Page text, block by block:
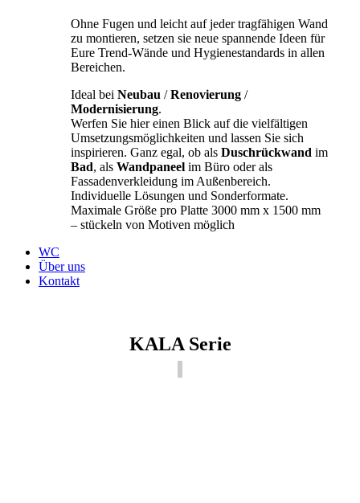
Ohne Fugen und leicht auf jeder tragfähigen Wand
zu montieren, setzen sie neue spannende Ideen für
Eure Trend-Wände und Hygienestandards in allen
Bereichen.
Ideal bei Neubau /Renovierung /
Modernisierung.
Werfen Sie hier einen Blick auf die vielfältigen
Umsetzungsmöglichkeiten und lassen Sie sich
inspirieren. Ganz egal, ob als Duschrückwand im
Bad, als Wandpaneel im Büro oder als
Fassadenverkleidung im Außenbereich.
Individuelle Lösungen und Sonderformate.
Maximale Größe pro Platte 3000 mm x 1500 mm
– stückeln von Motiven möglich
WC
Über uns
Kontakt
KALA Serie